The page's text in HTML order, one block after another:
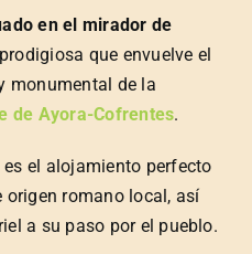
en el mirador de
que envuelve el
monumental de la
de Ayora-Cofrentes.
es el alojamiento perfecto
origen romano local, así
a su paso por el pueblo.